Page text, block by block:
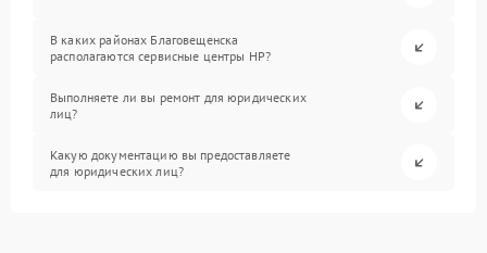
В каких районах Благовещенска
располагаются сервисные центры HP?
Выполняете ли вы ремонт для юридических
лиц?
Какую документацию вы предоставляете
для юридических лиц?